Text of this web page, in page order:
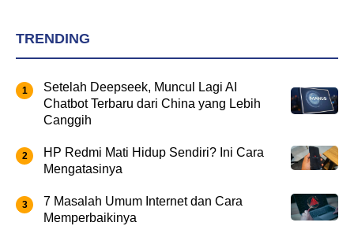
TRENDING
Setelah Deepseek, Muncul Lagi AI
Chatbot Terbaru dari China yang Lebih
Canggih
HP Redmi Mati Hidup Sendiri? Ini Cara
Mengatasinya
7 Masalah Umum Internet dan Cara
Memperbaikinya